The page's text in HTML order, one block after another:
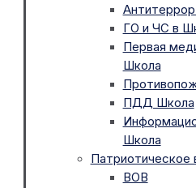
ГО и ЧС в
Первая
Школа
ПДД Школа
Школа
Патриотическое
ВОВ